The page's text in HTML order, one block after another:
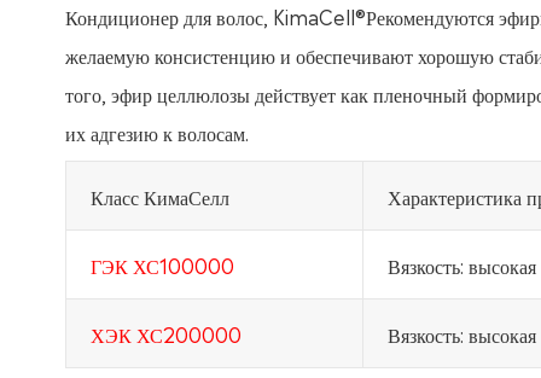
Кондиционер для волос, KimaCell®Рекомендуются
желаемую консистенцию и обеспечивают хорошую
того, эфир целлюлозы действует как пленочный
их адгезию к волосам.
Класс КимаСелл Характеристика
ГЭК ХС100000 Вязкость: высокая
ХЭК ХС200000 Вязкость: высокая